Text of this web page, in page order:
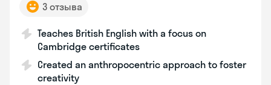
3 отзыва
Teaches British English with a focus on
Cambridge certificates
Created an anthropocentric approach to foster
creativity